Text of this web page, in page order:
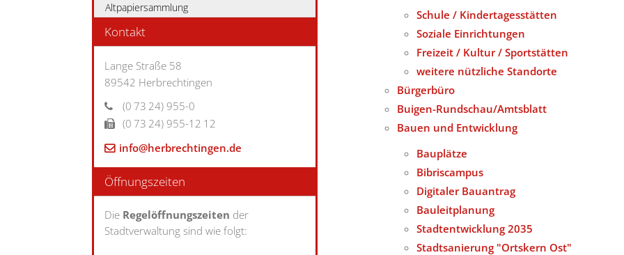
Altpapiersammlung
Kontakt
Lange Straße 58
89542 Herbrechtingen
(0 73 24) 955-0
(0 73 24) 955-12 12
info@herbrechtingen.de
Öffnungszeiten
Die Regelöffnungszeiten der
Stadtverwaltung sind wie folgt:
Schule / Kindertagesstätten
Soziale Einrichtungen
Freizeit / Kultur / Sportstätten
weitere nützliche Standorte
Bürgerbüro
Buigen-Rundschau/Amtsblatt
Bauen und Entwicklung
Bauplätze
Bibriscampus
Digitaler Bauantrag
Bauleitplanung
Stadtentwicklung 2035
Stadtsanierung "Ortskern Ost"